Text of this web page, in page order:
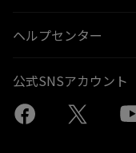
ヘルプセンター
公式SNSアカウント